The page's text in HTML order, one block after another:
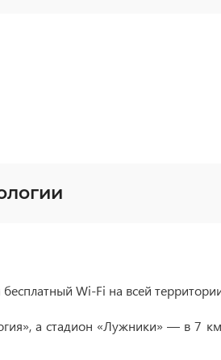
Wi-Fi на всей
а стадион «Лужники» — в 7